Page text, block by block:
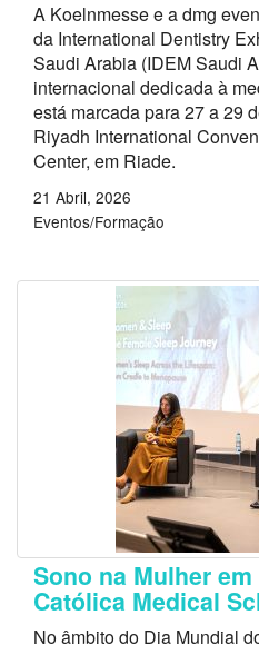
A Koelnmesse e a dmg
da International Dentistry
Saudi Arabia (IDEM Saudi
internacional dedicada à
está marcada para 27 a 29
Riyadh International
Center, em Riade.
21 Abril, 2026
Eventos/Formação
Sono na Mulher
Católica Medical
No âmbito do Dia Mundial